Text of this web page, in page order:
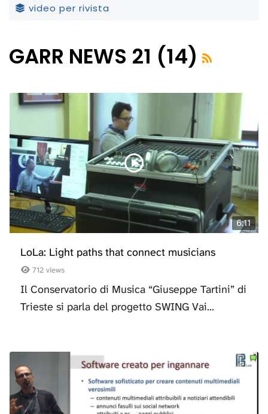
video per rivista
GARR NEWS 21 (14)
6:11
LoLa: Light paths that connect musicians
712 views
Il Conservatorio di Musica “Giuseppe Tartini” di
Trieste si parla del progetto SWING Vai...